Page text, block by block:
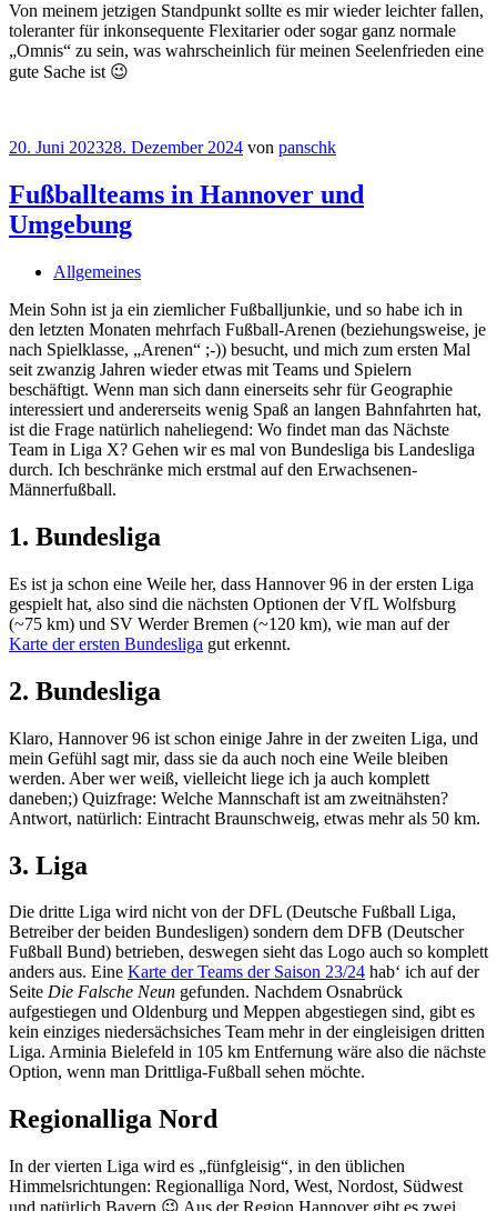
Von meinem jetzigen Standpunkt sollte es mir wieder leichter fallen,
toleranter für inkonsequente Flexitarier oder sogar ganz normale
„Omnis“ zu sein, was wahrscheinlich für meinen Seelenfrieden eine
gute Sache ist 😉
20. Juni 202328. Dezember 2024 von panschk
Fußballteams in Hannover und
Umgebung
Allgemeines
Mein Sohn ist ja ein ziemlicher Fußballjunkie, und so habe ich in
den letzten Monaten mehrfach Fußball-Arenen (beziehungsweise, je
nach Spielklasse, „Arenen“ ;-)) besucht, und mich zum ersten Mal
seit zwanzig Jahren wieder etwas mit Teams und Spielern
beschäftigt. Wenn man sich dann einerseits sehr für Geographie
interessiert und andererseits wenig Spaß an langen Bahnfahrten hat,
ist die Frage natürlich naheliegend: Wo findet man das Nächste
Team in Liga X? Gehen wir es mal von Bundesliga bis Landesliga
durch. Ich beschränke mich erstmal auf den Erwachsenen-
Männerfußball.
1. Bundesliga
Es ist ja schon eine Weile her, dass Hannover 96 in der ersten Liga
gespielt hat, also sind die nächsten Optionen der VfL Wolfsburg
(~75 km) und SV Werder Bremen (~120 km), wie man auf der
Karte der ersten Bundesliga gut erkennt.
2. Bundesliga
Klaro, Hannover 96 ist schon einige Jahre in der zweiten Liga, und
mein Gefühl sagt mir, dass sie da auch noch eine Weile bleiben
werden. Aber wer weiß, vielleicht liege ich ja auch komplett
daneben;) Quizfrage: Welche Mannschaft ist am zweitnähsten?
Antwort, natürlich: Eintracht Braunschweig, etwas mehr als 50 km.
3. Liga
Die dritte Liga wird nicht von der DFL (Deutsche Fußball Liga,
Betreiber der beiden Bundesligen) sondern dem DFB (Deutscher
Fußball Bund) betrieben, deswegen sieht das Logo auch so komplett
anders aus. Eine Karte der Teams der Saison 23/24 hab‘ ich auf der
Seite Die Falsche Neun gefunden. Nachdem Osnabrück
aufgestiegen und Oldenburg und Meppen abgestiegen sind, gibt es
kein einziges niedersächsiches Team mehr in der eingleisigen dritten
Liga. Arminia Bielefeld in 105 km Entfernung wäre also die nächste
Option, wenn man Drittliga-Fußball sehen möchte.
Regionalliga Nord
In der vierten Liga wird es „fünfgleisig“, in den üblichen
Himmelsrichtungen: Regionalliga Nord, West, Nordost, Südwest